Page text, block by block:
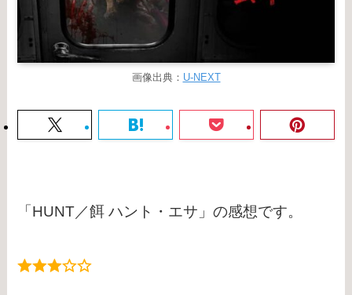
画像出典： U-NEXT
「HUNT／餌 ハント・エサ」の感想です。